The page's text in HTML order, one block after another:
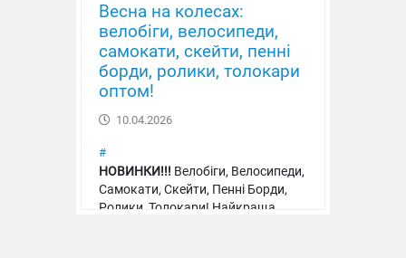
М'яч дитячий "Футбол"
Весна на колесах:
велобіги, велосипеди,
самокати, скейти, пенні
борди, ролики, толокари
оптом!
10.04.2026
#
НОВИНКИ!!! Велобіги, Велосипеди,
Самокати, Скейти, Пенні Борди,
Ролики, Толокари! Найкраща